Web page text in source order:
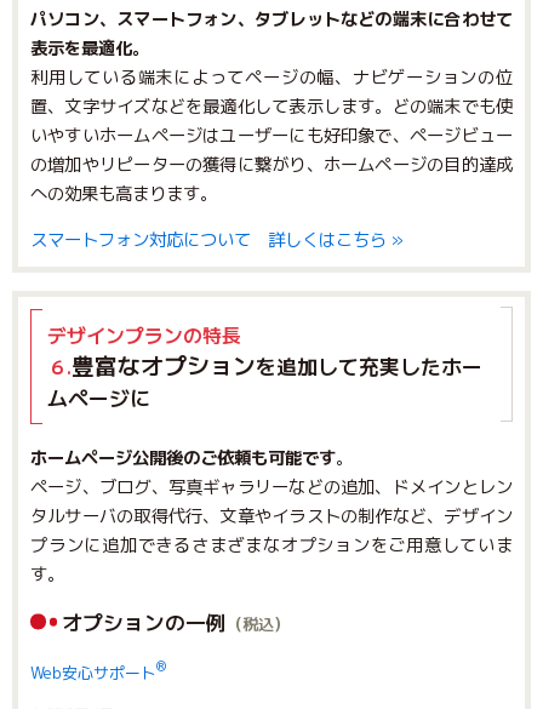
パソコン、スマートフォン、タブレットなどの端末に合わせて
表示を最適化。
利用している端末によってページの幅、ナビゲーションの位
置、文字サイズなどを最適化して表示します。どの端末でも使
いやすいホームページはユーザーにも好印象で、ページビュー
の増加やリピーターの獲得に繋がり、ホームページの目的達成
への効果も高まります。
スマートフォン対応について 詳しくはこちら »
デザインプランの特長
６.豊富なオプションを追加して充実したホー
ムページに
ホームページ公開後のご依頼も可能です。
ページ、ブログ、写真ギャラリーなどの追加、ドメインとレン
タルサーバの取得代行、文章やイラストの制作など、デザイン
プランに追加できるさまざまなオプションをご用意していま
す。
オプションの一例 （税込）
Web安心サポート®